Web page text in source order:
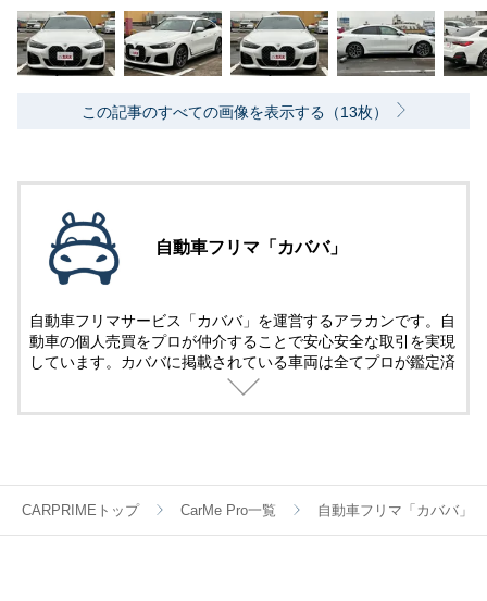
この記事のすべての画像を表示する（13枚）
自動車フリマ「カババ」
自動車フリマサービス「カババ」を運営するアラカンです。自
動車の個人売買をプロが仲介することで安心安全な取引を実現
しています。カババに掲載されている車両は全てプロが鑑定済
CARPRIMEトップ CarMe Pro一覧 自動車フリマ「カババ」